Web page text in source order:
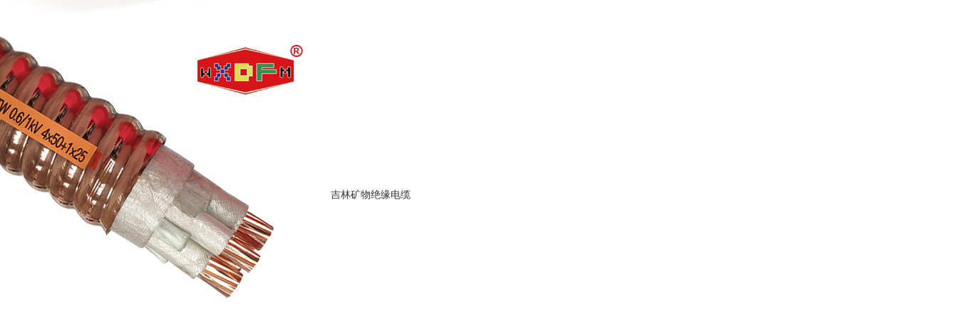
吉林矿物绝缘电缆